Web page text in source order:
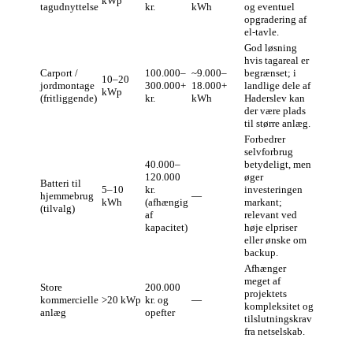
tagudnyttelse
kr.
kWh
og eventuel
opgradering af
el-tavle.
Carport /
jordmontage
(fritliggende)
10–20
kWp
100.000–
300.000+
kr.
~9.000–
18.000+
kWh
God løsning
hvis tagareal er
begrænset; i
landlige dele af
Haderslev kan
der være plads
til større anlæg.
Batteri til
hjemmebrug
(tilvalg)
5–10
kWh
40.000–
120.000
kr.
(afhængig
af
kapacitet)
—
Forbedrer
selvforbrug
betydeligt, men
øger
investeringen
markant;
relevant ved
høje elpriser
eller ønske om
backup.
Store
kommercielle
anlæg
>20 kWp
200.000
kr. og
opefter
—
Afhænger
meget af
projektets
kompleksitet og
tilslutningskrav
fra netselskab.